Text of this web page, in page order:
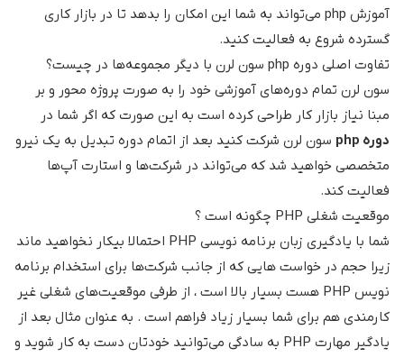
آموزش php می‌تواند به شما این امکان را بدهد تا در بازار کاری
گسترده شروع به فعالیت کنید.
تفاوت اصلی دوره php سون لرن با دیگر مجموعه‌ها در چیست؟
سون لرن تمام دوره‌های آموزشی خود را به صورت پروژه محور و بر
مبنا نیاز بازار کار طراحی کرده است به این صورت که اگر شما در
دوره php
سون لرن شرکت کنید بعد از اتمام دوره تبدیل به یک نیرو
متخصصی خواهید شد که می‌تواند در شرکت‌ها و استارت آپ‌ها
فعالیت کند.
موقعیت شغلی PHP چگونه است ؟
شما با یادگیری زبان برنامه نویسی PHP احتمالا بیکار نخواهید ماند
زیرا حجم در خواست هایی که از جانب شرکت‌ها برای استخدام برنامه
نویس PHP هست بسیار بالا است ، از طرفی موقعیت‌های شغلی غیر
کارمندی هم برای شما بسیار زیاد فراهم است . به عنوان مثال بعد از
یادگیر مهارت PHP به سادگی می‌توانید خودتان دست به کار شوید و